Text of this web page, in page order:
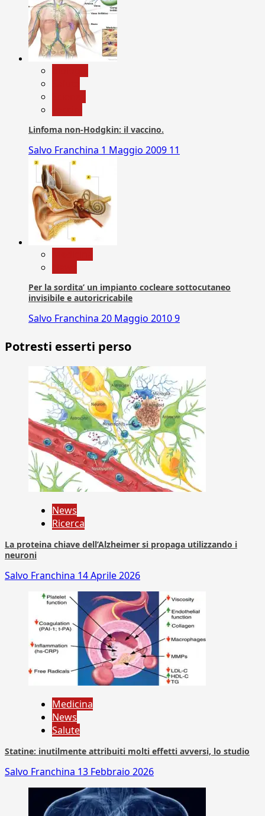
Linfoma non-Hodgkin: il vaccino.
Salvo Franchina 1 Maggio 2009 11
Per la sordita’ un impianto cocleare sottocutaneo
invisibile e autoricricabile
Salvo Franchina 20 Maggio 20109
Potresti esserti perso
News
Ricerca
La proteina chiave dell’Alzheimer si propaga utilizzando i
neuroni
Salvo Franchina 14 Aprile 2026
Medicina
News
Salute
Statine: inutilmente attribuiti molti effetti avversi, lo studio
Salvo Franchina 13 Febbraio 2026